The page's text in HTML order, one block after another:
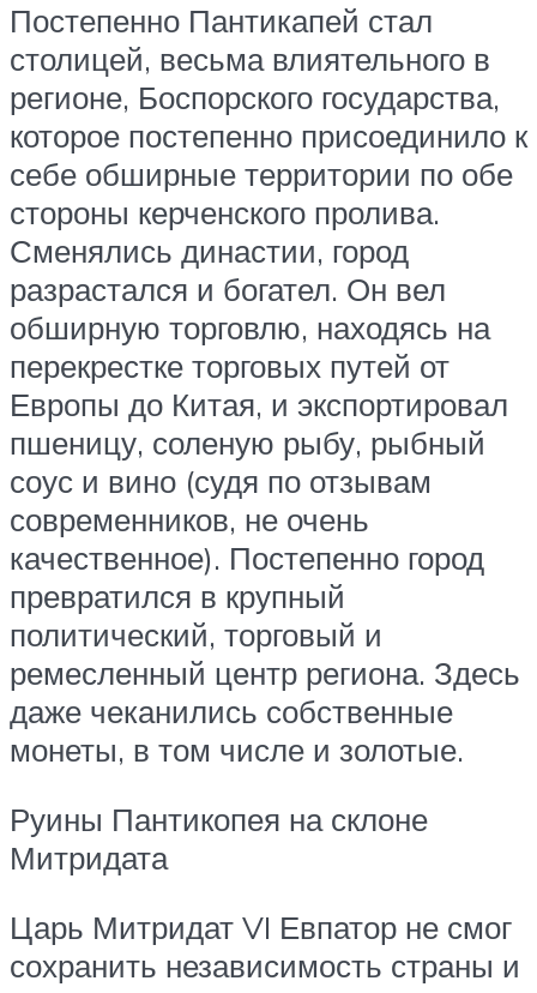
Постепенно Пантикапей стал
столицей, весьма влиятельного в
регионе, Боспорского государства,
которое постепенно присоединило к
себе обширные территории по обе
стороны керченского пролива.
Сменялись династии, город
разрастался и богател. Он вел
обширную торговлю, находясь на
перекрестке торговых путей от
Европы до Китая, и экспортировал
пшеницу, соленую рыбу, рыбный
соус и вино (судя по отзывам
современников, не очень
качественное). Постепенно город
превратился в крупный
политический, торговый и
ремесленный центр региона. Здесь
даже чеканились собственные
монеты, в том числе и золотые.
Руины Пантикопея на склоне
Митридата
Царь Митридат VI Евпатор не смог
сохранить независимость страны и